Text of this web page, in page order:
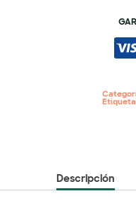
Descripción